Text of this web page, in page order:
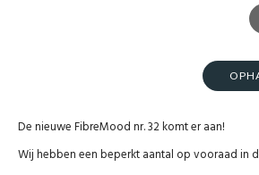
De nieuwe FibreMood nr. 32 komt er aan!
Wij hebben een beperkt aantal op vooraad in